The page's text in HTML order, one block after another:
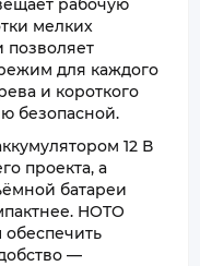
рабочую
мелких
позволяет
для каждого
и короткого
безопасной.
12 В
проекта, а
батареи
HOTO
обеспечить
—